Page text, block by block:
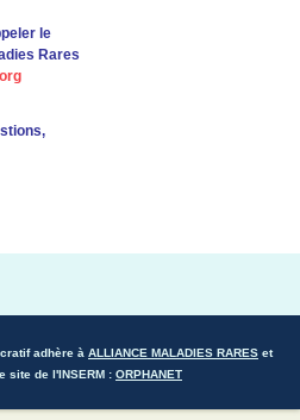
le
Rares
adhère à ALLIANCE MALADIES RARES et
site de l'INSERM : ORPHANET